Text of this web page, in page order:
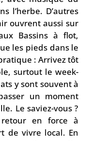
l’herbe. D’autres
ouvrent aussi sur
Bassins à flot,
les pieds dans le
: Arrivez tôt
surtout le week-
y sont souvent à
un moment
Le saviez-vous ?
en force à
de vivre local. En